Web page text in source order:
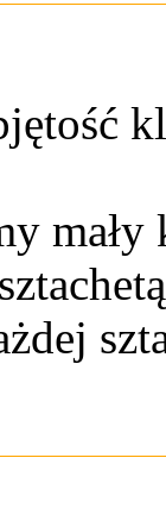
mały